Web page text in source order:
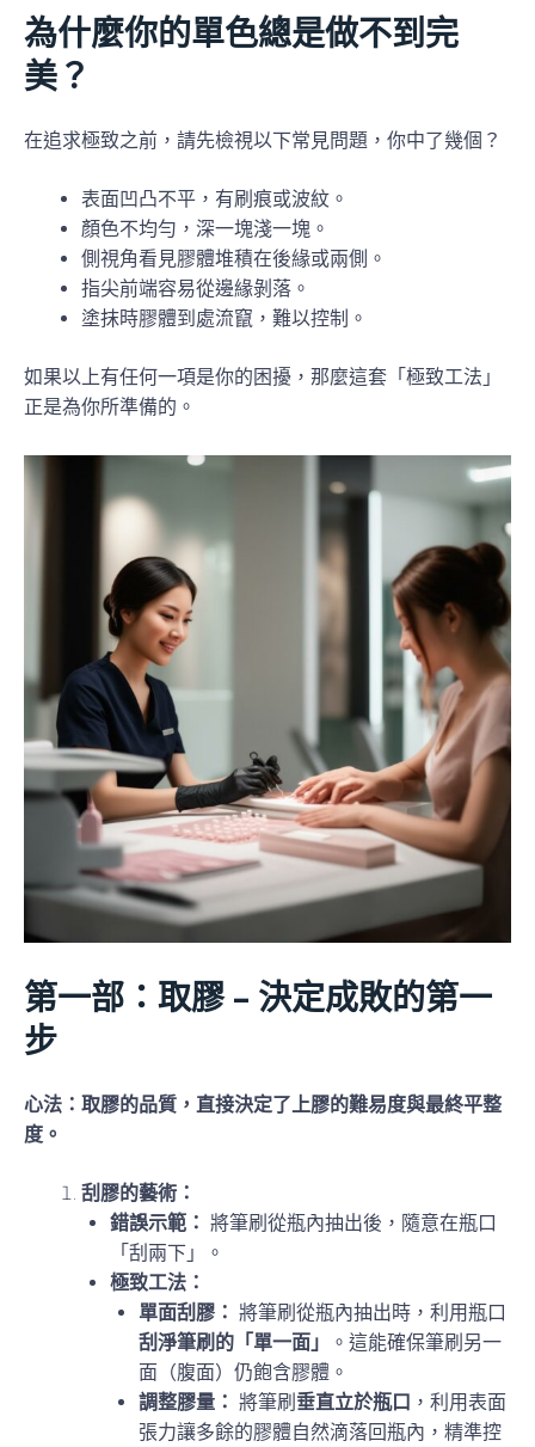
為什麼你的單色總是做不到完
美？
在追求極致之前，請先檢視以下常見問題，你中了幾個？
表面凹凸不平，有刷痕或波紋。
顏色不均勻，深一塊淺一塊。
側視角看見膠體堆積在後緣或兩側。
指尖前端容易從邊緣剝落。
塗抹時膠體到處流竄，難以控制。
如果以上有任何一項是你的困擾，那麼這套「極致工法」
正是為你所準備的。
第一部：取膠 – 決定成敗的第一
步
心法：取膠的品質，直接決定了上膠的難易度與最終平整
度。
刮膠的藝術：
錯誤示範： 將筆刷從瓶內抽出後，隨意在瓶口
「刮兩下」。
極致工法：
單面刮膠： 將筆刷從瓶內抽出時，利用瓶口
刮淨筆刷的「單一面」
。這能確保筆刷另一
面（腹面）仍飽含膠體。
調整膠量： 將筆刷 垂直立於瓶口 ，利用表面
張力讓多餘的膠體自然滴落回瓶內，精準控